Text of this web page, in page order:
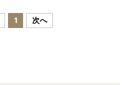
1 次へ